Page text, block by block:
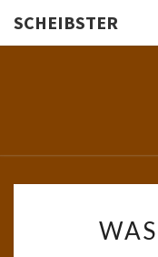
SCHEIBSTER